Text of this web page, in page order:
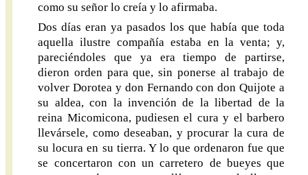
como su señor lo creía y lo afirmaba.
Dos días eran ya pasados los que había que toda
aquella ilustre compañía estaba en la venta; y,
pareciéndoles que ya era tiempo de partirse,
dieron orden para que, sin ponerse al trabajo de
volver Dorotea y don Fernando con don Quijote a
su aldea, con la invención de la libertad de la
reina Micomicona, pudiesen el cura y el barbero
llevársele, como deseaban, y procurar la cura de
su locura en su tierra. Y lo que ordenaron fue que
se concertaron con un carretero de bueyes que